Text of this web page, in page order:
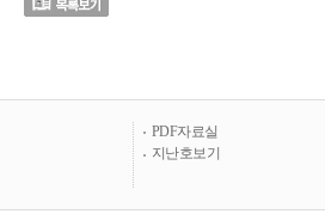
PDF자료실
지난호보기